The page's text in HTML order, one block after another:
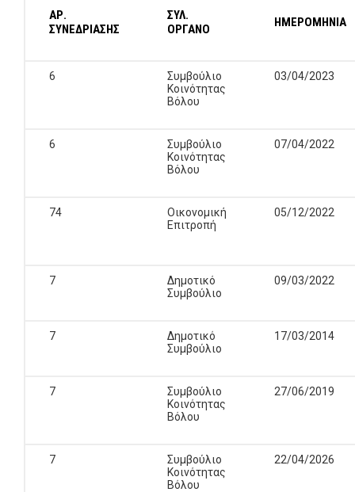
ΑΡ.
ΣΥΝΕΔΡΙΑΣΗΣ
ΣΥΛ.
ΟΡΓΑΝΟ
ΗΜΕΡΟΜΗΝΙΑ
6
Συμβούλιο
Κοινότητας
Βόλου
03/04/2023
6
Συμβούλιο
Κοινότητας
Βόλου
07/04/2022
74
Οικονομική
Επιτροπή
05/12/2022
7
Δημοτικό
Συμβούλιο
09/03/2022
7
Δημοτικό
Συμβούλιο
17/03/2014
7
Συμβούλιο
Κοινότητας
Βόλου
27/06/2019
7
Συμβούλιο
Κοινότητας
Βόλου
22/04/2026